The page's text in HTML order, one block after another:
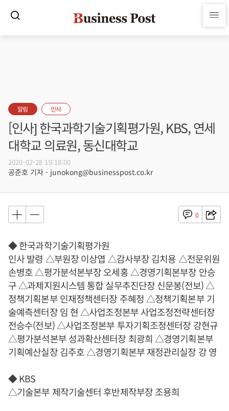
알림 인사
[인사] 한국과학기술기획평가원, KBS, 연세
대학교 의료원, 동신대학교
2020-02-28 19:18:00
공준호 기자 - junokong@businesspost.co.kr
0
◆ 한국과학기술기획평가원
인사 발령 △부원장 이상엽 △감사부장 김치용 △전문위원
손병호 △평가분석본부장 오세홍 △경영기획본부장 안승
구 △과제지원시스템 통합 실무추진단장 신문봉(전보) △
정책기획본부 인재정책센터장 주혜정 △정책기획본부 기
술예측센터장 임 현 △사업조정본부 사업조정전략센터장
전승수(전보) △사업조정본부 투자기획조정센터장 강현규
△평가분석본부 성과확산센터장 최광희 △경영기획본부
기획예산실장 김주호 △경영기획본부 재정관리실장 강 영
◆ KBS
△기술본부 제작기술센터 후반제작부장 조용희